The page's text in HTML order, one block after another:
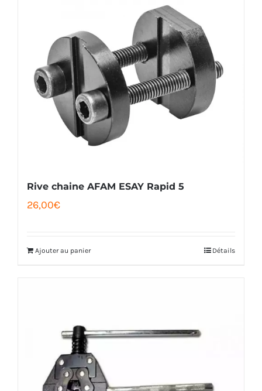
Rive chaine AFAM ESAY Rapid 5
26,00€
Ajouter au panier Détails